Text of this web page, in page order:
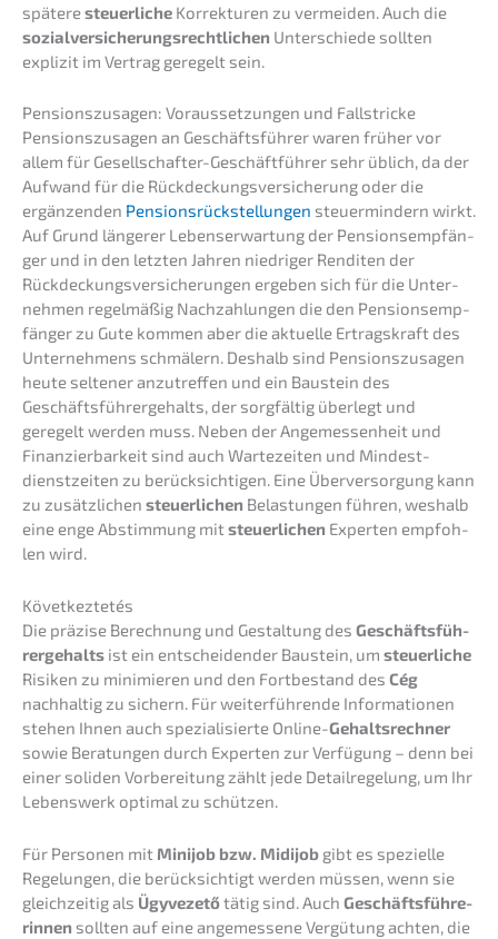
späte­resteuer­li­che Korrek­tu­ren zu vermei­den. Auch die
sozial­ver­si­che­rungs­recht­li­chen Unter­schie­de sollten
expli­zit im Vertrag geregelt sein.
Pensi­ons­zu­sa­gen: Voraus­set­zun­gen und Fallstricke
Pensi­ons­zu­sa­gen an Geschäfts­füh­rer waren früher vor
allem für Gesell­schaf­ter-Geschäft­füh­rer sehr üblich, da der
Aufwand für die Rückde­ckungs­ver­si­che­rung oder die
ergän­zen­den Pensi­ons­rück­stel­lun­gen steuer­min­dern wirkt.
Auf Grund länge­rer Lebens­er­war­tung der Pensi­ons­emp­fän­
ger und in den letzten Jahren niedri­ger Rendi­ten der
Rückde­ckungs­ver­si­che­run­gen ergeben sich für die Unter­
neh­men regel­mä­ßig Nachzah­lun­gen die den Pensi­ons­emp­
fän­ger zu Gute kommen aber die aktuel­le Ertrags­kraft des
Unter­neh­mens schmä­lern. Deshalb sind Pensi­ons­zu­sa­gen
heute selte­ner anzutref­fen und ein Baustein des
Geschäfts­füh­rer­ge­halts, der sorgfäl­tig überlegt und
geregelt werden muss. Neben der Angemes­sen­heit und
Finan­zier­bar­keit sind auch Warte­zei­ten und Mindest­
dienst­zei­ten zu berück­sich­ti­gen. Eine Überver­sor­gung kann
zu zusätz­li­chen steuer­li­chen Belas­tun­gen führen, weshalb
eine enge Abstim­mung mitsteuer­li­chen Exper­ten empfoh­
len wird.
Követ­kez­te­tés
Die präzi­se Berech­nung und Gestal­tung des Geschäfts­füh­
rer­ge­halts ist ein entschei­den­der Baustein, um steuer­li­che
Risiken zu minimie­ren und den Fortbe­stand des Cég
nachhal­tig zu sichern. Für weiter­füh­ren­de Infor­ma­tio­nen
stehen Ihnen auch spezia­li­sier­te Online-Gehalts­rech­ner
sowie Beratun­gen durch Exper­ten zur Verfü­gung – denn bei
einer soliden Vorbe­rei­tung zählt jede Detail­re­ge­lung, um Ihr
Lebens­werk optimal zu schützen.
Für Perso­nen mit Minijob bzw. Midijob gibt es spezi­el­le
Regelun­gen, die berück­sich­tigt werden müssen, wenn sie
gleich­zei­tig als Ügyve­ze­tőtätig sind. Auch Geschäfts­füh­re­
rin­nen sollten auf eine angemes­se­ne Vergü­tung achten, die